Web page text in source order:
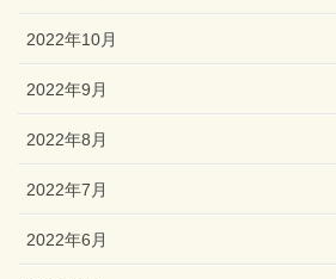
2022年10月
2022年9月
2022年8月
2022年7月
2022年6月